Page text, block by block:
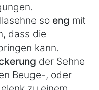
so eng mit
dass die
kann.
der Sehne
Beuge-, oder